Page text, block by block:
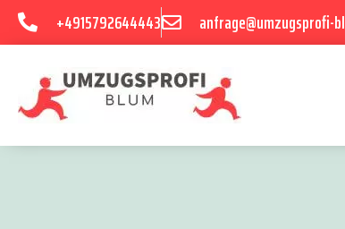
+4915792644443 anfrage@umzugsprofi-